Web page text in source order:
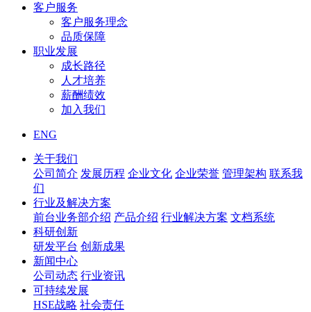
客户服务
客户服务理念
品质保障
职业发展
成长路径
人才培养
薪酬绩效
加入我们
ENG
关于我们
公司简介 发展历程 企业文化 企业荣誉 管理架构 联系我
们
行业及解决方案
前台业务部介绍 产品介绍 行业解决方案 文档系统
科研创新
研发平台 创新成果
新闻中心
公司动态 行业资讯
可持续发展
HSE战略 社会责任